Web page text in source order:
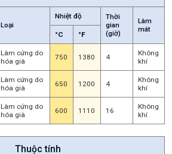
Loại
Nhiệt độ
Thời
gian
(giờ)
Làm
mát
°C °F
Làm cứng do
hóa già
750 1380 4
Không
khí
Làm cứng do
hóa già
650 1200 4
Không
khí
Làm cứng do
hóa già
600 1110 16
Không
khí
Thuộc tính